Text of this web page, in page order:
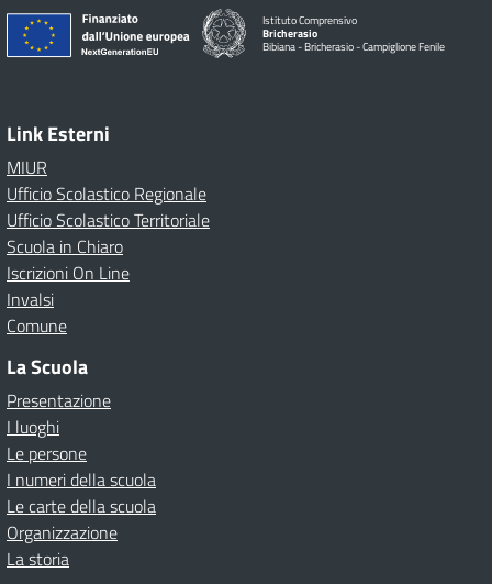
Istituto Comprensivo
Bricherasio
Bibiana - Bricherasio - Campiglione Fenile
Link Esterni
MIUR
Ufficio Scolastico Regionale
Ufficio Scolastico Territoriale
Scuola in Chiaro
Iscrizioni On Line
Invalsi
Comune
La Scuola
Presentazione
I luoghi
Le persone
I numeri della scuola
Le carte della scuola
Organizzazione
La storia